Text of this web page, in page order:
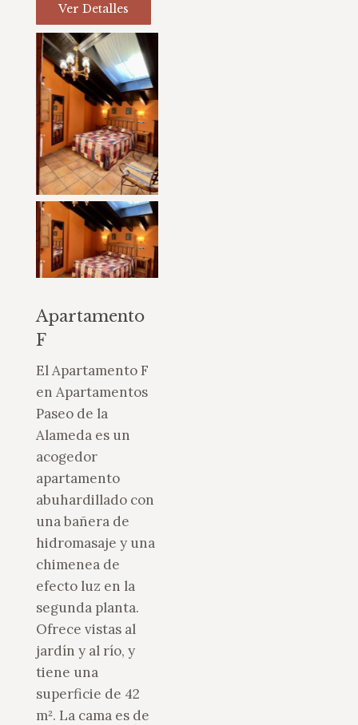
Ver Detalles
Apartamento
F
El Apartamento F
en Apartamentos
Paseo de la
Alameda es un
acogedor
apartamento
abuhardillado con
una bañera de
hidromasaje y una
chimenea de
efecto luz en la
segunda planta.
Ofrece vistas al
jardín y al río, y
tiene una
superficie de 42
m². La cama es de